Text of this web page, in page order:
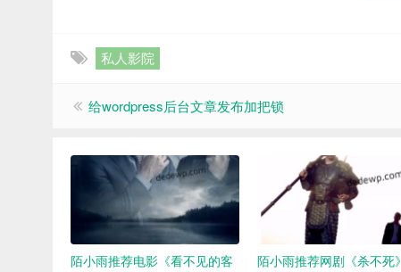
私人影院
给wordpress后台文章发布加把锁
陌小雨推荐电影《看不见的客 陌小雨推荐网剧《杀不死》